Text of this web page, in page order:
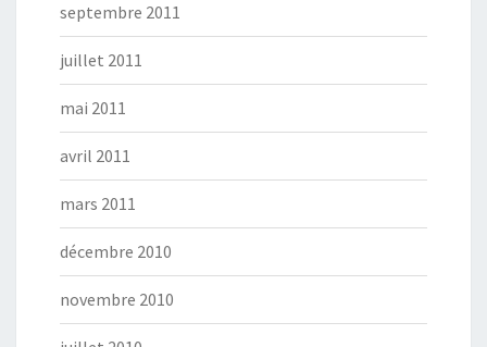
septembre 2011
juillet 2011
mai 2011
avril 2011
mars 2011
décembre 2010
novembre 2010